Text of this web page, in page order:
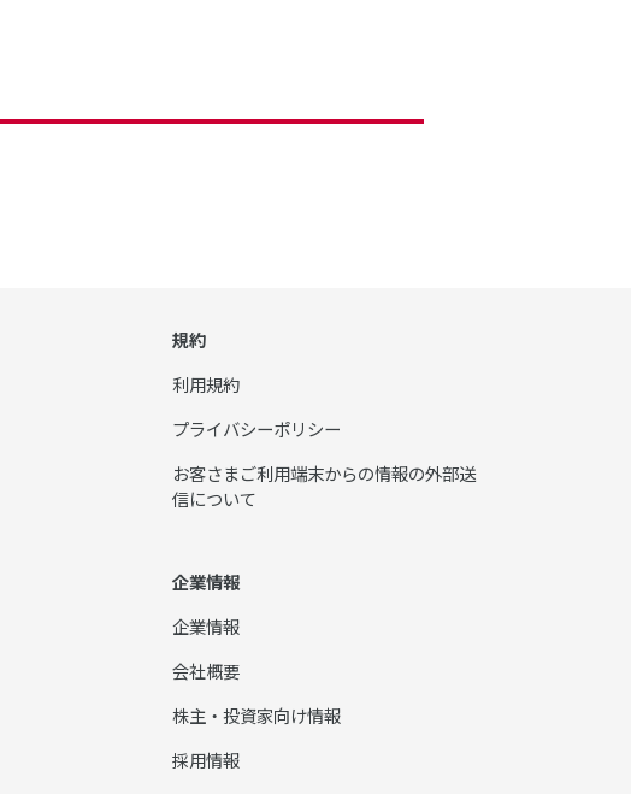
規約
利用規約
プライバシーポリシー
お客さまご利用端末からの情報の外部送
信について
企業情報
企業情報
会社概要
株主・投資家向け情報
採用情報